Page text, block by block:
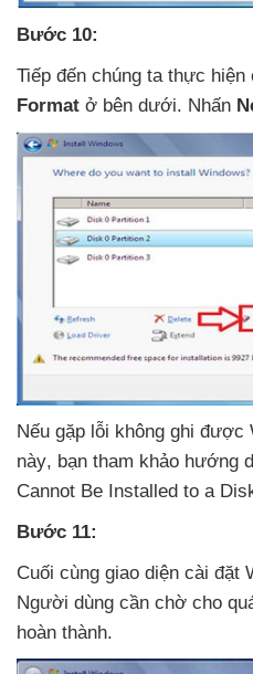
Bước 10:
Tiếp đến chúng ta thực hiện
Format ở bên dưới. Nhấn
Nếu gặp lỗi không ghi được
này, bạn tham khảo hướng
Cannot Be Installed to a
Bước 11:
Cuối cùng giao diện cài đặt
Người dùng cần chờ cho
hoàn thành.